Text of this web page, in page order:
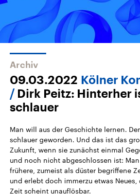
Archiv
09.03.2022 Kölner
Dirk Peitz: Hinterher
schlauer
Man will aus der Geschichte lernen.
schlauer geworden. Und das ist das
Zukunft, wenn sie zunächst einmal
und noch nicht abgeschlossen ist:
frühere, zumeist als düster begriffene
und erlebt doch immerzu etwas Neues,
Zeit scheint unauflösbar.